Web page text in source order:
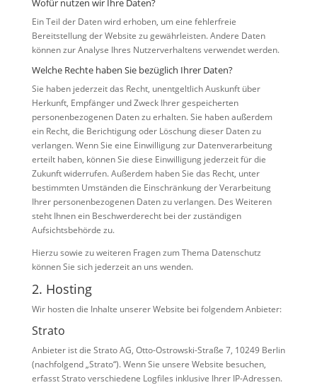
Wofür nutzen wir Ihre Daten?
Ein Teil der Daten wird erhoben, um eine fehlerfreie
Bereitstellung der Website zu gewährleisten. Andere Daten
können zur Analyse Ihres Nutzerverhaltens verwendet werden.
Welche Rechte haben Sie bezüglich Ihrer Daten?
Sie haben jederzeit das Recht, unentgeltlich Auskunft über
Herkunft, Empfänger und Zweck Ihrer gespeicherten
personenbezogenen Daten zu erhalten. Sie haben außerdem
ein Recht, die Berichtigung oder Löschung dieser Daten zu
verlangen. Wenn Sie eine Einwilligung zur Datenverarbeitung
erteilt haben, können Sie diese Einwilligung jederzeit für die
Zukunft widerrufen. Außerdem haben Sie das Recht, unter
bestimmten Umständen die Einschränkung der Verarbeitung
Ihrer personenbezogenen Daten zu verlangen. Des Weiteren
steht Ihnen ein Beschwerderecht bei der zuständigen
Aufsichtsbehörde zu.
Hierzu sowie zu weiteren Fragen zum Thema Datenschutz
können Sie sich jederzeit an uns wenden.
2. Hosting
Wir hosten die Inhalte unserer Website bei folgendem Anbieter:
Strato
Anbieter ist die Strato AG, Otto-Ostrowski-Straße 7, 10249 Berlin
(nachfolgend „Strato“). Wenn Sie unsere Website besuchen,
erfasst Strato verschiedene Logfiles inklusive Ihrer IP-Adressen.